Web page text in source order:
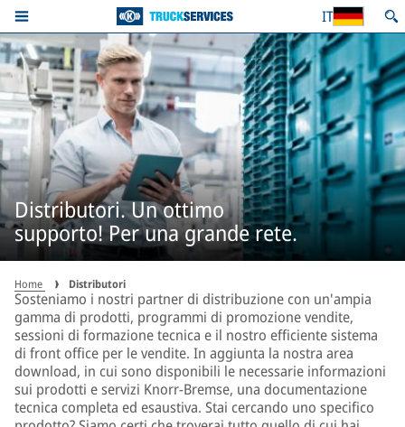
IT
Distributori. Un ottimo
supporto! Per una grande rete.
Home Distributori
Sosteniamo i nostri partner di distribuzione con un'ampia
gamma di prodotti, programmi di promozione vendite,
sessioni di formazione tecnica e il nostro efficiente sistema
di front office per le vendite. In aggiunta la nostra area
download, in cui sono disponibili le necessarie informazioni
sui prodotti e servizi Knorr-Bremse, una documentazione
tecnica completa ed esaustiva. Stai cercando uno specifico